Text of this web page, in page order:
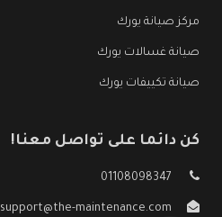
مركز صيانة يورك
صيانة غسالات يورك
صيانة تكييفات يورك
كن دائما على تواصل معنا!
01108098347
support@the-maintenance.com